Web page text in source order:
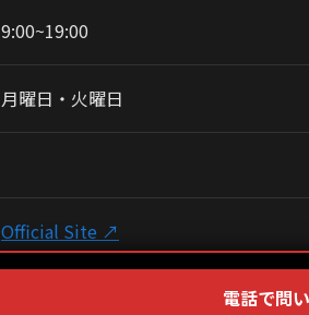
9:00~19:00
月曜日・火曜日
Official Site ↗
電話で問